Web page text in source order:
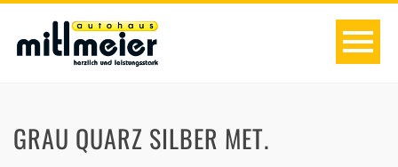
GRAU QUARZ SILBER MET.